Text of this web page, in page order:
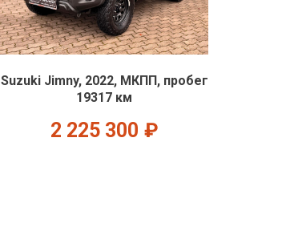
Suzuki Jimny, 2022, МКПП, пробег
19317 км
2 225 300 ₽